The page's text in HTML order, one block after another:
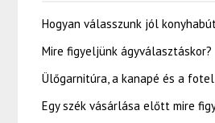
Hogyan válasszunk jól
Mire figyeljünk ágyválasztáskor?
Ülőgarnitúra, a kanapé és a fotel
Egy szék vásárlása előtt mire